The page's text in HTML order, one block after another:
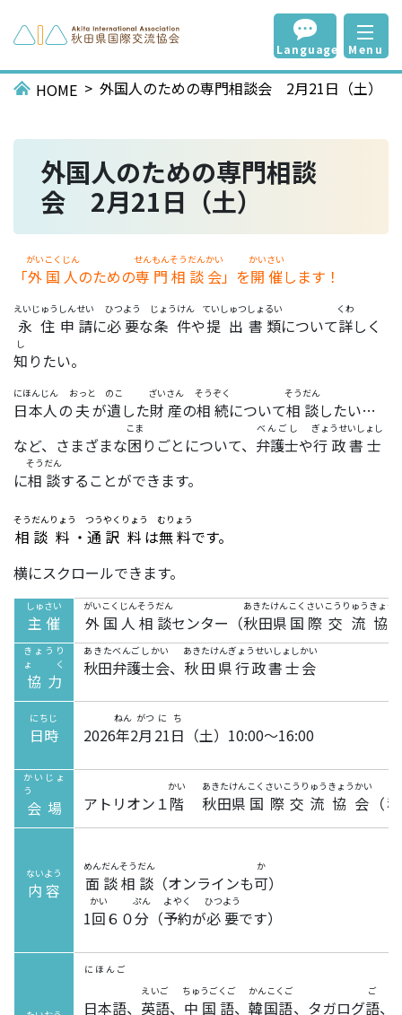
Language Menu
HOME 外国人のための専門相談会 2月21日（土）
外国人のための専門相談
会 2月21日（土）
「外国人
がいこくじん
のための専門
せんもん
相談会
そうだんかい
」を開催
かいさい
します！
永住
えいじゅう
申請
しんせい
に必要
ひつよう
な条件
じょうけん
や提出
ていしゅつ
書類
しょるい
について詳
くわ
しく
知
し
りたい。
日本人
にほんじん
の 夫
おっと
が遺
のこ
した財産
ざいさん
の相続
そうぞく
について相談
そうだん
したい…
など、さまざまな困
こま
りごとについて、 弁護士
べんごし
や行政書士
ぎょうせいしょし
に相談
そうだん
することができます。
相談
そうだん
料
りょう
・ 通訳
つうやく
料
りょう
は無料
むりょう
です。
横にスクロールできます。
主催
しゅさい
外国人
がいこくじん
相談
そうだん
センター（秋田県
あきたけん
国際
こくさい
交流
こうりゅう
協
きょう
協力
きょうり
ょく
秋田弁護士会
あきたべんごしかい
、 秋田県行政書士会
あきたけんぎょうせいしょしかい
日時
にちじ
2026年
ねん
2月
がつ
21日
にち
（土）10:00～16:00
会場
かいじょ
う
アトリオン１階
かい
秋田県
あきたけん
国際交流
こくさいこうりゅう
協会
きょうかい
（
内容
ないよう 面談
めんだん
相談
そうだん
（オンラインも可
か
）
1回
かい
６０分
ぷん
（予約
よやく
が必要
ひつよう
です）
日本語
にほんご
、 英語
えいご
、 中国語
ちゅうごくご
、 韓国語
かんこくご
、タガログ語
ご
、